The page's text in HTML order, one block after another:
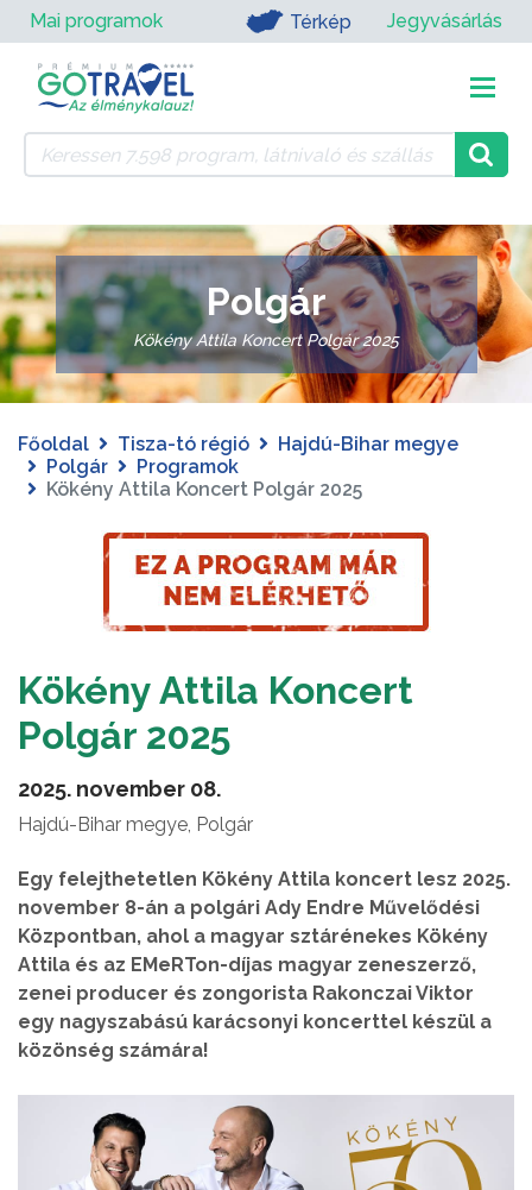
Mai programok Térkép Jegyvásárlás
Polgár
Kökény Attila Koncert Polgár 2025
Főoldal Tisza-tó régió
Hajdú-Bihar megye
Polgár
Programok
Kökény Attila Koncert Polgár 2025
Kökény Attila Koncert
Polgár 2025
2025. november 08.
Hajdú-Bihar megye, Polgár
Egy felejthetetlen Kökény Attila koncert lesz 2025.
november 8-án a polgári Ady Endre Művelődési
Központban, ahol a magyar sztárénekes Kökény
Attila és az EMeRTon-díjas magyar zeneszerző,
zenei producer és zongorista Rakonczai Viktor
egy nagyszabású karácsonyi koncerttel készül a
közönség számára!